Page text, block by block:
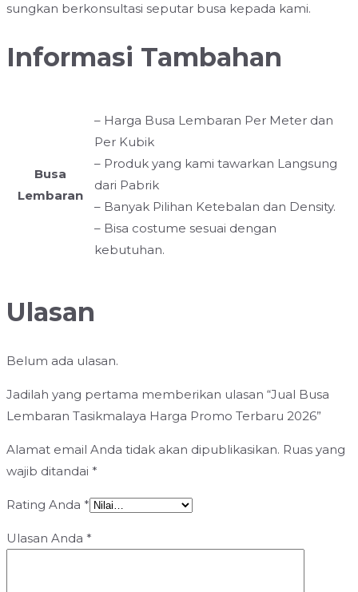
sungkan berkonsultasi seputar busa kepada kami.
Informasi Tambahan
Busa
Lembaran
– Harga Busa Lembaran Per Meter dan
Per Kubik
– Produk yang kami tawarkan Langsung
dari Pabrik
– Banyak Pilihan Ketebalan dan Density.
– Bisa costume sesuai dengan
kebutuhan.
Ulasan
Belum ada ulasan.
Jadilah yang pertama memberikan ulasan “Jual Busa
Lembaran Tasikmalaya Harga Promo Terbaru 2026”
Alamat email Anda tidak akan dipublikasikan. Ruas yang
wajib ditandai *
Rating Anda *
Ulasan Anda *